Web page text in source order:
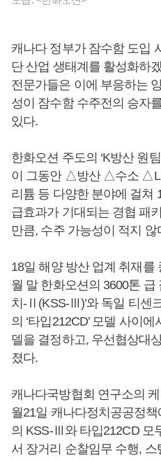
캐나다 정부가 잠수함 도입
단 산업 생태계를 활성화하
전문가들은 이에 부응하는
성이 잠수함 수주전의 승자
있다.
한화오션 주도의 ‘K방산 원
이 그동안 △방산 △수소
리튬 등 다양한 분야에 걸쳐
급효과가 기대되는 경협 패
만큼, 수주 가능성이 적지
18일 해양 방산 업계 취재를
월 말 한화오션의 3600톤 급
치-Ⅱ(KSS-Ⅲ)’와 독일 티센
의 ‘타입212CD’ 모델 사이
델을 결정하고, 우선협상대
졌다.
캐나다국방협회 연구소의
월21일 캐나다정치공공정
의 KSS-Ⅲ와 타입212CD 모
서 장거리 순찰임무 수행,